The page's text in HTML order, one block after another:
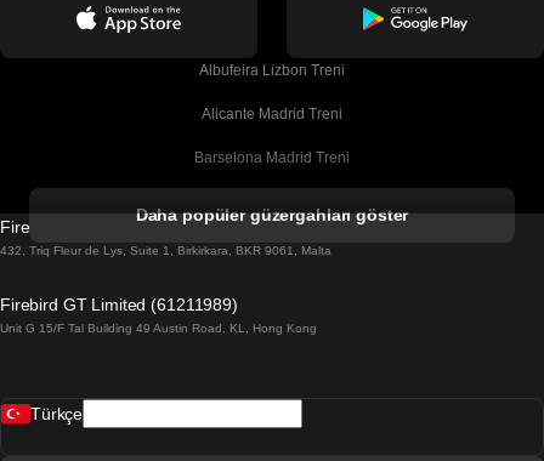
Albufeira Lizbon Treni
Alicante Madrid Treni
Barselona Madrid Treni
Barselona Sevilla Treni
Belfast Dublin Treni
Daha popüler güzergahları göster
Firebird GT Limited (OC 1451)
432, Triq Fleur de Lys, Suite 1, Birkirkara, BKR 9061, Malta
Firebird GT Limited (61211989)
Unit G 15/F Tal Building 49 Austin Road, KL, Hong Kong
Türkçe